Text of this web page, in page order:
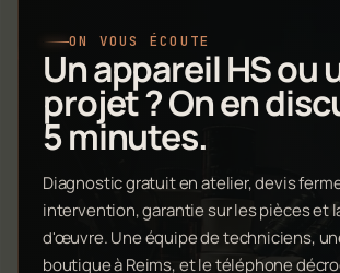
ON VOUS ÉCOUTE
Un appareil HS ou
projet ? On en
5 minutes.
Diagnostic gratuit en atelier, devis
intervention, garantie sur les pièces et
d'œuvre. Une équipe de techniciens,
boutique à Reims, et le téléphone